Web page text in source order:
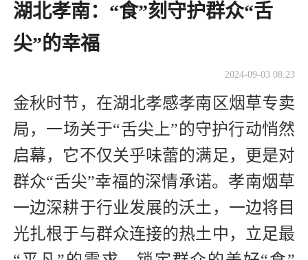
湖北孝南：“食”刻守护群众“舌
尖”的幸福
2024-09-03 08:23
金秋时节，在湖北孝感孝南区烟草专卖
局，一场关于“舌尖上”的守护行动悄然
启幕，它不仅关乎味蕾的满足，更是对
群众“舌尖”幸福的深情承诺。孝南烟草
一边深耕于行业发展的沃土，一边将目
光扎根于与群众连接的热土中，立足最